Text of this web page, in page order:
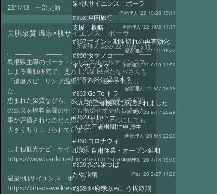
23/1/13 一部更新
美肌泉質 温泉×肌サイエンス ポーラ
@管理人 #869 '22 10/28 15:11
島根県主導のポーラ・オルビスホールディングス
による美肌研究で、斐乃上温泉 民宿たなべさんも
「湯磨きピーリング温泉」部門で選出されまし
た。
恵まれた泉質ながら、ぎりぎり温泉と呼べる温度
の源泉を燃料高騰の中でも循環せず提供してきた
事が評価されたのだと思いますが、それにしても
大きく取り上げられています。
しまね観光ナビ サイト情報
https://www.kankou-shimane.com/spa/index
温泉×肌サイエンス ポーラ
https://bihada-wellness.jp/spa-science/
泉×肌サイエンス ポーラ
@管理人 '22 10/28 15:11
#868:全国旅行
支援 概略
@管理人 '22 10/2 11:17
#867:ポイント期限切れの再有効化
@管理人 '22 1/1 16:22
#866:タケノコ
ネマガリダケ
@管理人 '21 6/19 11:50
#865:お米に温泉水？
@管理人 '21 5/7 18:15
#863:Go To トラ
ベル 第三者機関に承認されました
@管理人 '20 9/17 20:39
#862:GoToトラ
ベル第三者機関に申請中
@管理人 '20 9/4 22:20
#860:コロナウィ
ルス、自粛休業・オープン延期
@管理人 '20 4/14 15:40
#859:渋温泉つば
たや旅館
@sa '20 2/27 14:26
#858:11府県ふっこう周遊割